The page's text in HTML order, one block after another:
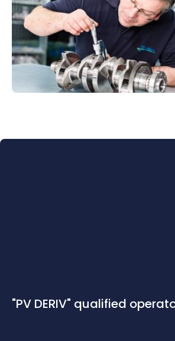
"PV DERIV" qualified